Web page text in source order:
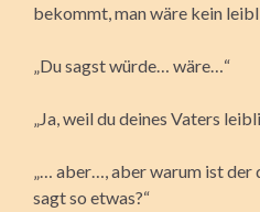
bekommt, man wäre kein
„Du sagst würde… wäre…“
„Ja, weil du deines Vaters
„… aber…, aber warum ist der
sagt so etwas?“